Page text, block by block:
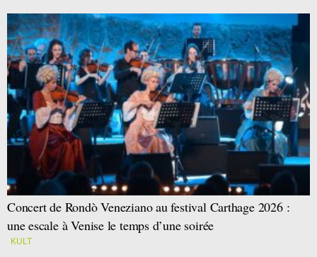
Concert de Rondò Veneziano au festival Carthage 2026 :
une escale à Venise le temps d’une soirée
KULT